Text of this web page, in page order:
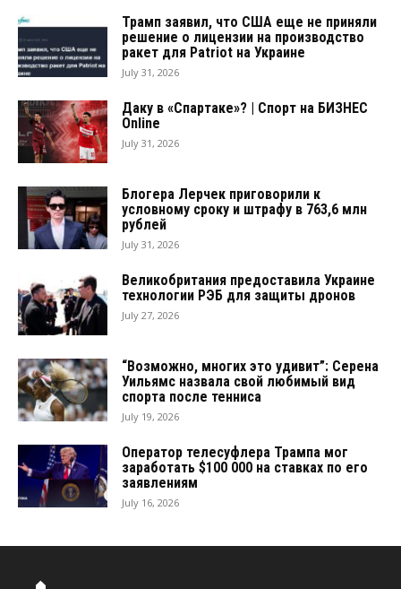
Трамп заявил, что США еще не приняли
решение о лицензии на производство
ракет для Patriot на Украине
July 31, 2026
Даку в «Спартаке»? | Спорт на БИЗНЕС
Online
July 31, 2026
Блогера Лерчек приговорили к
условному сроку и штрафу в 763,6 млн
рублей
July 31, 2026
Великобритания предоставила Украине
технологии РЭБ для защиты дронов
July 27, 2026
“Возможно, многих это удивит”: Серена
Уильямс назвала свой любимый вид
спорта после тенниса
July 19, 2026
Оператор телесуфлера Трампа мог
заработать $100 000 на ставках по его
заявлениям
July 16, 2026